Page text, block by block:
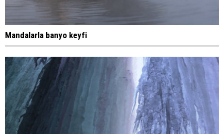
Mandalarla banyo keyfi